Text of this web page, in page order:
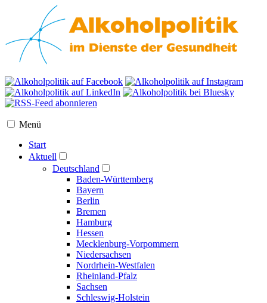
Menü
Start
Aktuell
Deutschland
Baden-Württemberg
Bayern
Berlin
Bremen
Hamburg
Hessen
Mecklenburg-Vorpommern
Niedersachsen
Nordrhein-Westfalen
Rheinland-Pfalz
Sachsen
Schleswig-Holstein